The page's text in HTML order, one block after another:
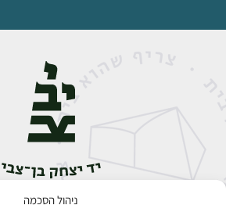
ניהול הסכמהאבן גבירול 14, רחביה, ירושלים